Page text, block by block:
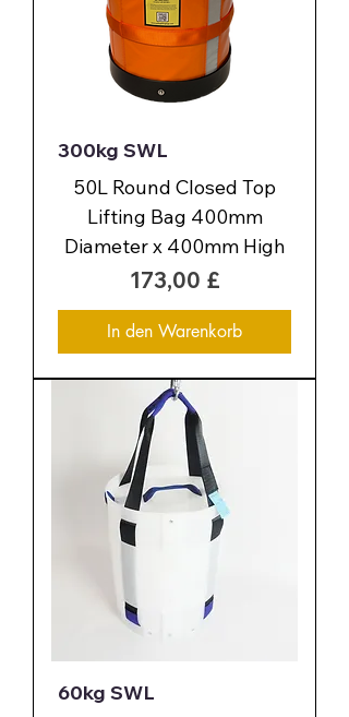
300kg SWL
50L Round Closed Top
Lifting Bag 400mm
Diameter x 400mm High
Preis
173,00 £
In den Warenkorb
60kg SWL